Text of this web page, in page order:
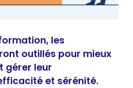
les
outillés pour mieux
gérer leur
et sérénité.